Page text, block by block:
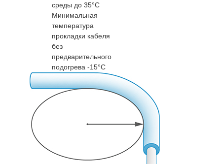
среды до 35°C
Минимальная
температура
прокладки кабеля
без
предварительного
подогрева -15°С